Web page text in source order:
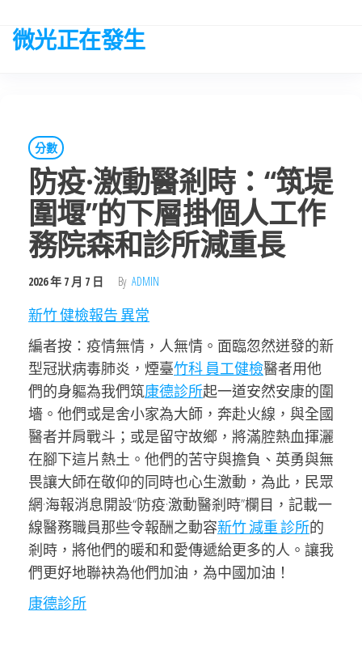
微光正在發生
分數
防疫·激動醫剎時：“筑堤
圍堰”的下層掛個人工作
務院森和診所減重長
2026 年 7 月 7 日 By ADMIN
新竹 健檢報告 異常
編者按：疫情無情，人無情。面臨忽然迸發的新
型冠狀病毒肺炎，煙臺竹科 員工健檢醫者用他
們的身軀為我們筑康德診所起一道安然安康的圍
墻。他們或是舍小家為大師，奔赴火線，與全國
醫者并肩戰斗；或是留守故鄉，將滿腔熱血揮灑
在腳下這片熱土。他們的苦守與擔負、英勇與無
畏讓大師在敬仰的同時也心生激動，為此，民眾
網·海報消息開設“防疫·激動醫剎時”欄目，記載一
線醫務職員那些令報酬之動容新竹 減重 診所的
剎時，將他們的暖和和愛傳遞給更多的人。讓我
們更好地聯袂為他們加油，為中國加油！
康德診所